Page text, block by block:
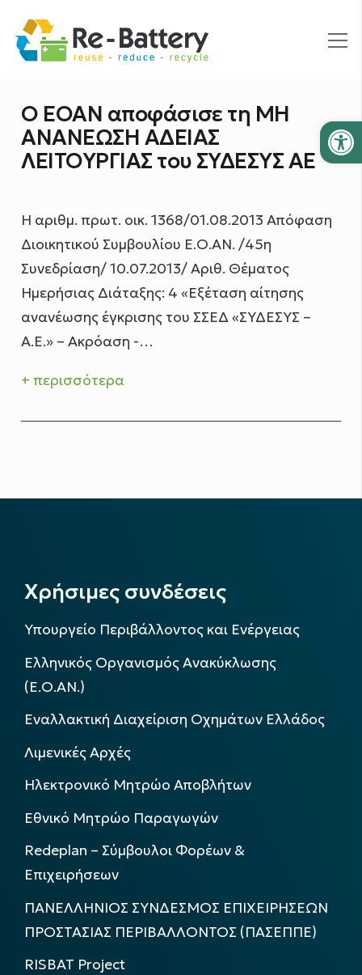
Ο ΕΟΑΝ αποφάσισε τη ΜΗ
ΑΝΑΝΕΩΣΗ ΑΔΕΙΑΣ
ΛΕΙΤΟΥΡΓΙΑΣ του ΣΥΔΕΣΥΣ ΑΕ
Η αριθμ. πρωτ. οικ. 1368/01.08.2013 Απόφαση
Διοικητικού Συμβουλίου Ε.Ο.ΑΝ. /45η
Συνεδρίαση/ 10.07.2013/ Αριθ. Θέματος
Ημερήσιας Διάταξης: 4 «Εξέταση αίτησης
ανανέωσης έγκρισης του ΣΣΕΔ «ΣΥΔΕΣΥΣ –
Α.Ε.» – Ακρόαση -…
+ περισσότερα
Χρήσιμες συνδέσεις
Υπουργείο Περιβάλλοντος και Ενέργειας
Ελληνικός Οργανισμός Ανακύκλωσης
(Ε.Ο.ΑΝ.)
Εναλλακτική Διαχείριση Οχημάτων Ελλάδος
Λιμενικές Αρχές
Ηλεκτρονικό Μητρώο Αποβλήτων
Εθνικό Μητρώο Παραγωγών
Redeplan – Σύμβουλοι Φορέων &
Επιχειρήσεων
ΠΑΝΕΛΛΗΝΙΟΣ ΣΥΝΔΕΣΜΟΣ ΕΠΙΧΕΙΡΗΣΕΩΝ
ΠΡΟΣΤΑΣΙΑΣ ΠΕΡΙΒΑΛΛΟΝΤΟΣ (ΠΑΣΕΠΠΕ)
RISBAT Project